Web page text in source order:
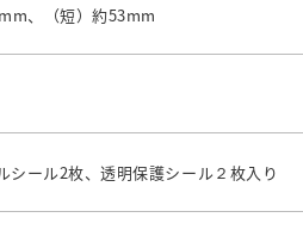
、（短）約53mm
シール2枚、透明保護シール２枚入り